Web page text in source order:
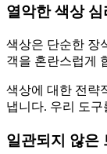
열악한 색상 심
색상은 단순한 장
객을 혼란스럽게
색상에 대한 전략
냅니다. 우리 도
일관되지 않은